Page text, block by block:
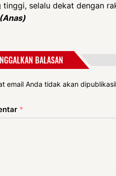
tinggi, selalu dekat dengan
(Anas)
BALASAN
email Anda tidak akan
*